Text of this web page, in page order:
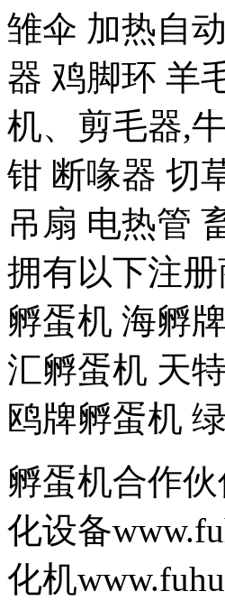
雏伞 加热自
器 鸡脚环 羊
机、剪毛器,
钳 断喙器 切
吊扇 电热管
拥有以下注
孵蛋机 海孵
汇孵蛋机 天
鸥牌孵蛋机
孵蛋机合作
化设备
化机